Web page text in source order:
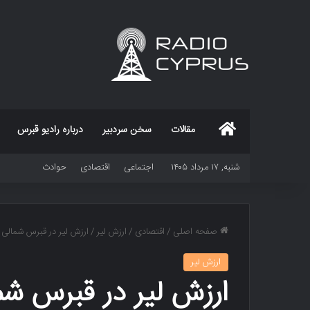
مقالات سخن سردبیر درباره رادیو قبرس
شنبه, ۱۷ مرداد ۱۴۰۵ اجتماعی اقتصادی حوادث
صفحه اصلی /اقتصادی /ارزش لیر/ارزش لیر در قبرس شمالی
ارزش لیر
ارزش لیر در قبرس